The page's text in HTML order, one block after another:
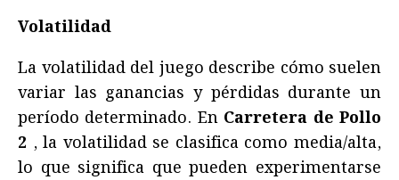
Volatilidad
La volatilidad del juego describe cómo suelen
variar las ganancias y pérdidas durante un
período determinado. En Carretera de Pollo
2 , la volatilidad se clasifica como media/alta,
lo que significa que pueden experimentarse